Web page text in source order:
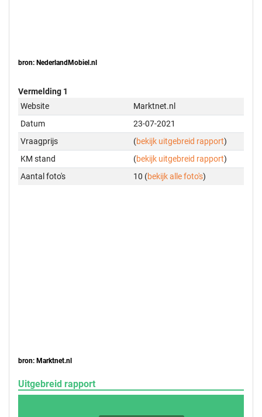
bron: NederlandMobiel.nl
Vermelding 1
Website
Marktnet.nl
Datum
23-07-2021
Vraagprijs
(bekijk uitgebreid rapport)
KM stand
(bekijk uitgebreid rapport)
Aantal foto's
10 (bekijk alle foto's)
bron: Marktnet.nl
Uitgebreid rapport